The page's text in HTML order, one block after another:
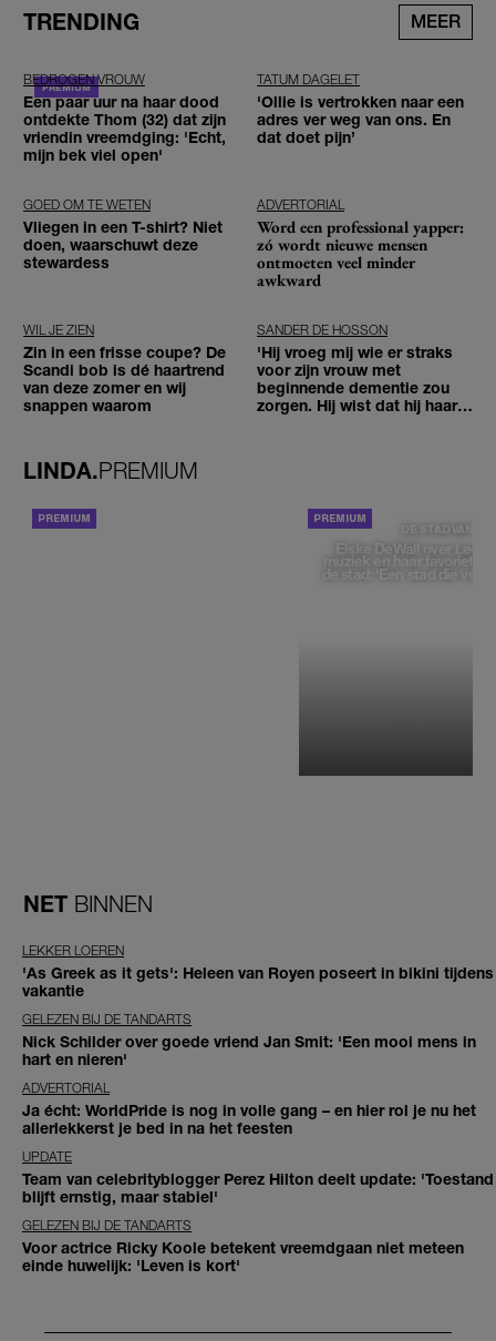
TRENDING MEER
BEDROGEN VROUW
Een paar uur na haar dood
ontdekte Thom (32) dat zijn
vriendin vreemdging: 'Echt,
mijn bek viel open'
TATUM DAGELET
'Ollie is vertrokken naar een
adres ver weg van ons. En
dat doet pijn’
GOED OM TE WETEN
Vliegen in een T-shirt? Niet
doen, waarschuwt deze
stewardess
ADVERTORIAL
Word een professional yapper:
zó wordt nieuwe mensen
ontmoeten veel minder
awkward
WIL JE ZIEN
Zin in een frisse coupe? De
Scandi bob is dé haartrend
van deze zomer en wij
snappen waarom
SANDER DE HOSSON
'Hij vroeg mij wie er straks
voor zijn vrouw met
beginnende dementie zou
zorgen. Hij wist dat hij haar
LINDA.PREMIUM
DE STAD VAN
Elske DeWall over
muziek en haar favoriete
de stad: 'Een stad die
NET BINNEN
LEKKER LOEREN
'As Greek as it gets': Heleen van Royen poseert in bikini tijdens
vakantie
GELEZEN BIJ DE TANDARTS
Nick Schilder over goede vriend Jan Smit: 'Een mooi mens in
hart en nieren'
ADVERTORIAL
Ja écht: WorldPride is nog in volle gang – en hier rol je nu het
allerlekkerst je bed in na het feesten
UPDATE
Team van celebrityblogger Perez Hilton deelt update: 'Toestand
blijft ernstig, maar stabiel'
GELEZEN BIJ DE TANDARTS
Voor actrice Ricky Koole betekent vreemdgaan niet meteen
einde huwelijk: 'Leven is kort'